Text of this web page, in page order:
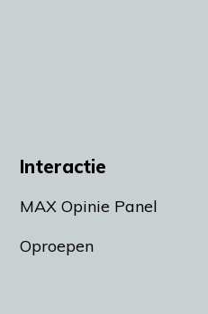
Interactie
MAX Opinie Panel
Oproepen